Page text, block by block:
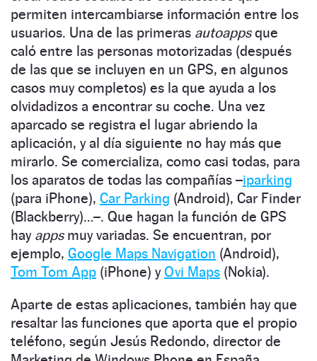
permiten intercambiarse información entre los
usuarios. Una de las primeras autoappsque
caló entre las personas motorizadas (después
de las que se incluyen en un GPS, en algunos
casos muy completos) es la que ayuda a los
olvidadizos a encontrar su coche. Una vez
aparcado se registra el lugar abriendo la
aplicación, y al día siguiente no hay más que
mirarlo. Se comercializa, como casi todas, para
los aparatos de todas las compañías –iparking
(para iPhone), Car Parking (Android), Car Finder
(Blackberry)…–. Que hagan la función de GPS
hay appsmuy variadas. Se encuentran, por
ejemplo, Google Maps Navigation (Android),
Tom Tom App (iPhone) yOvi Maps (Nokia).
Aparte de estas aplicaciones, también hay que
resaltar las funciones que aporta que el propio
teléfono, según Jesús Redondo, director de